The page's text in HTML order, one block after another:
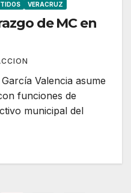
VERACRUZ
de MC en
Valencia asume
funciones de
municipal del